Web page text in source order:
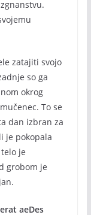
zatajiti svojo
so ga
okrog
To se
dan izbran za
je pokopala
je
grobom je
aeDes